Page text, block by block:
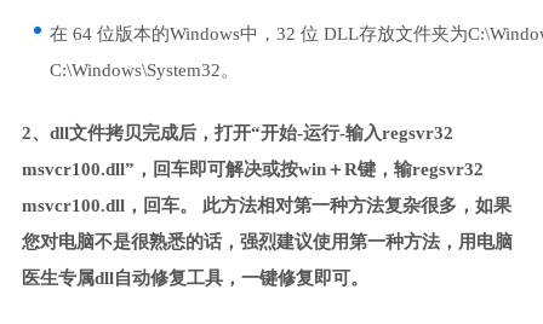
在 64 位版本的Windows中，32 位 DLL存放文件夹为
C:\Windows\System32。
2、dll文件拷贝完成后，打开“开始-运行-输入regsvr32
msvcr100.dll”，回车即可解决或按win＋R键，输regsvr32
msvcr100.dll，回车。 此方法相对第一种方法复杂很多，如果
您对电脑不是很熟悉的话，强烈建议使用第一种方法，用电脑
医生专属dll自动修复工具，一键修复即可。